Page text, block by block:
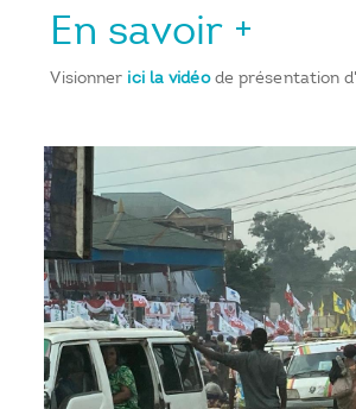
En savoir +
Visionner ici la vidéo de présentation